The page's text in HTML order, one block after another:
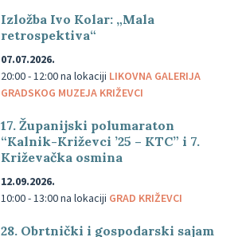
Izložba Ivo Kolar: „Mala
retrospektiva“
07.07.2026.
20:00 - 12:00na lokaciji LIKOVNA GALERIJA
GRADSKOG MUZEJA KRIŽEVCI
17. Županijski polumaraton
“Kalnik-Križevci ’25 – KTC” i 7.
Križevačka osmina
12.09.2026.
10:00 - 13:00na lokaciji GRAD KRIŽEVCI
28. Obrtnički i gospodarski sajam